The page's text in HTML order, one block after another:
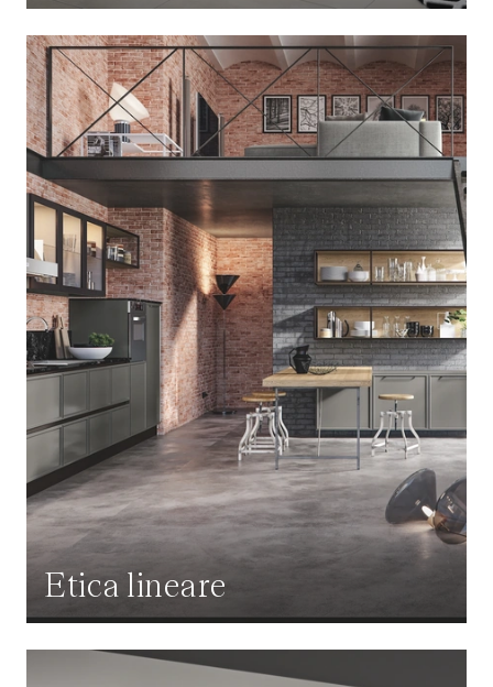
Etica lineare